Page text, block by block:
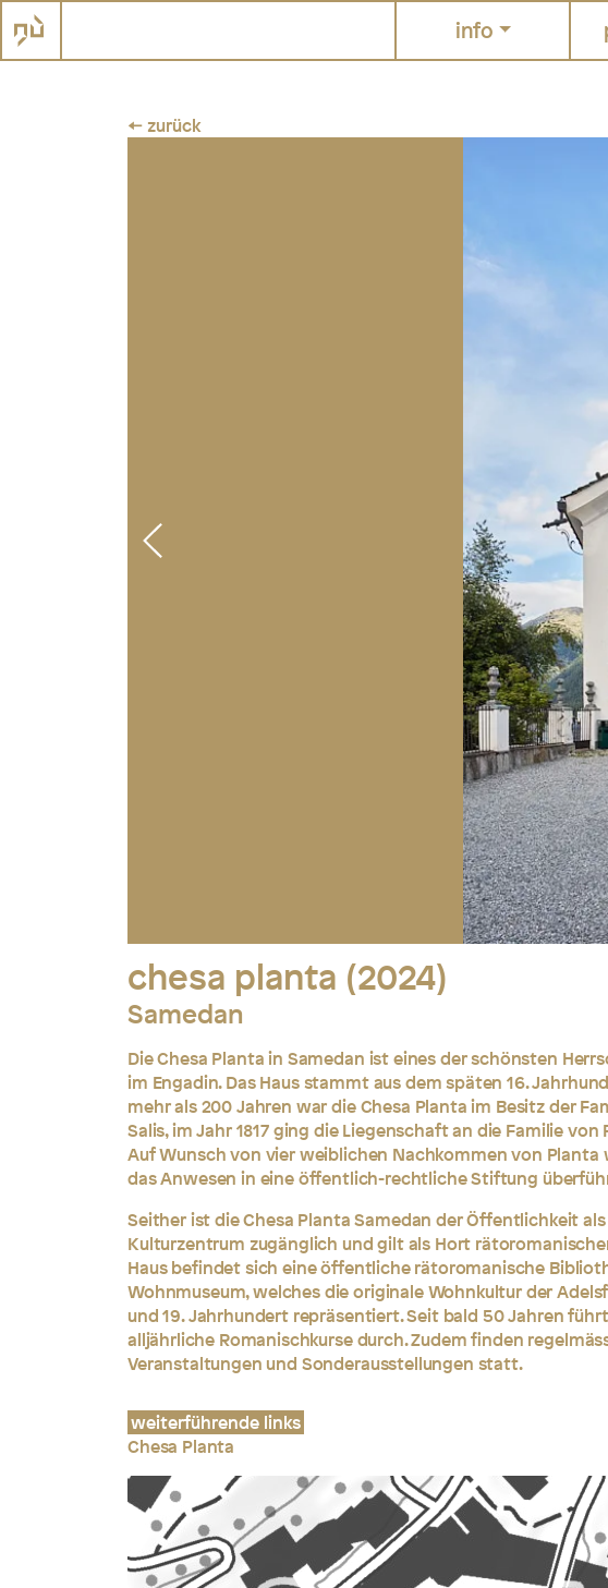
info
← zurück
chesa planta (2024)
Samedan
Die Chesa Planta in Samedan ist eines der schönsten
im Engadin. Das Haus stammt aus dem späten 16.
mehr als 200 Jahren war die Chesa Planta im Besitz der
Salis, im Jahr 1817 ging die Liegenschaft an die Familie von
Auf Wunsch von vier weiblichen Nachkommen von Planta
das Anwesen in eine öffentlich-rechtliche Stiftung
Seither ist die Chesa Planta Samedan der Öffentlichkeit als
Kulturzentrum zugänglich und gilt als Hort
Haus befindet sich eine öffentliche rätoromanische
Wohnmuseum, welches die originale Wohnkultur der
und 19. Jahrhundert repräsentiert. Seit bald 50 Jahren
alljährliche Romanischkurse durch. Zudem finden
Veranstaltungen und Sonderausstellungen statt.
weiterführende links
Chesa Planta